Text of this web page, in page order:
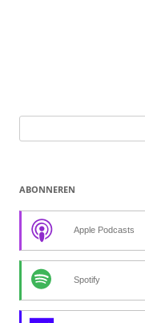
naar:
ABONNEREN
Apple Podcasts
Spotify